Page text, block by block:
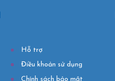
Hỗ trợ
Điều khoản sử dụng
Chính sách bảo mật